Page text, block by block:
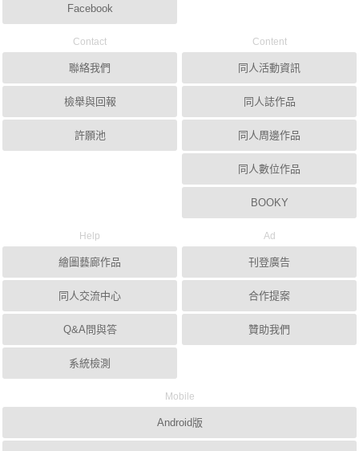
Facebook
Contact
聯絡我們
檢舉與回報
許願池
Content
同人活動資訊
同人誌作品
同人周邊作品
同人數位作品
BOOKY
Help
繪圖藝廊作品
同人交流中心
Q&A問與答
系統檢測
Ad
刊登廣告
合作提案
贊助我們
Mobile
Android版